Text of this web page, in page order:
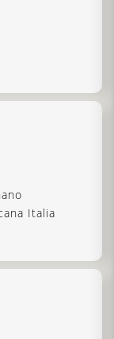
Italia